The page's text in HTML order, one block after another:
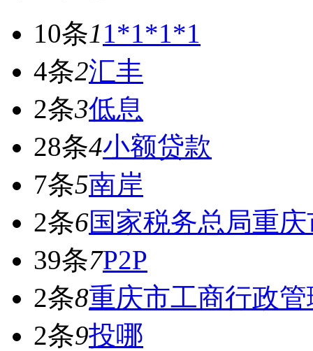
10条11*1*1*1
4条2汇丰
2条3低息
28条4小额贷款
7条5南岸
2条6国家税务总局重
39条7P2P
2条8重庆市工商行政
2条9投哪